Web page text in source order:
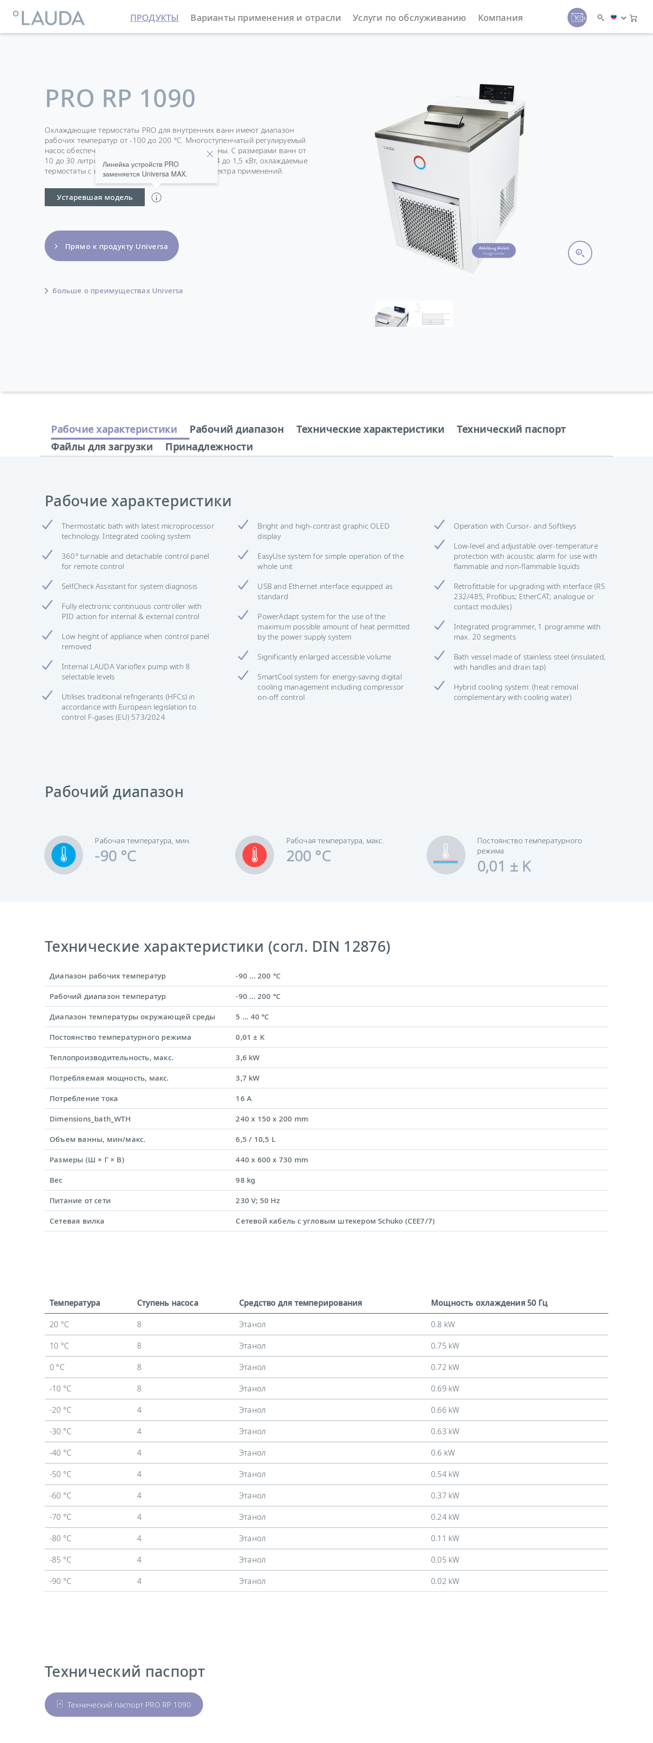
ПРОДУКТЫ Варианты применения и отрасли Услуги по обслуживанию Компания Контакты
LAUDA Термостатирующие устройства Термостаты Охлаждающие термостаты Universa
PRO RP 1090
Охлаждающие термостаты PRO для внутренних ванн имеют диапазон
рабочих температур от -100 до 200 °C. Многоступенчатый регулируемый
насос обеспечивает хорошую гомогенность ванны. С размерами ванн от
10 до 30 литров и мощностью охлаждения от 0,4 до 1,5 кВт, охлаждаемые
термостаты с ванной подходят для широкого спектра применений.
Устаревшая модель
Линейка устройств PRO
заменяется Universa MAX.
Прямо к продукту Universa
больше о преимуществах Universa
Рабочие характеристики Рабочий диапазон Технические характеристики
Технический паспорт
Файлы для загрузки
Принадлежности
Рабочие характеристики
Thermostatic bath with latest microprocessor
technology. Integrated cooling system
360° turnable and detachable control panel
for remote control
SelfCheck Assistant for system diagnosis
Fully electronic continuous controller with
PID action for internal & external control
Low height of appliance when control panel
removed
Internal LAUDA Varioflex pump with 8
selectable levels
Utilises traditional refrigerants (HFCs) in
accordance with European legislation to
control F-gases (EU) 573/2024
Bright and high-contrast graphic OLED
display
EasyUse system for simple operation of the
whole unit
USB and Ethernet interface equipped as
standard
PowerAdapt system for the use of the
maximum possible amount of heat permitted
by the power supply system
Significantly enlarged accessible volume
SmartCool system for energy-saving digital
cooling management including compressor
on-off control
Operation with Cursor- and Softkeys
Low-level and adjustable over-temperature
protection with acoustic alarm for use with
flammable and non-flammable liquids
Retrofittable for upgrading with interface (RS
232/485, Profibus; EtherCAT; analogue or
contact modules)
Integrated programmer, 1 programme with
max. 20 segments
Bath vessel made of stainless steel (insulated,
with handles and drain tap)
Hybrid cooling system: (heat removal
complementary with cooling water)
Рабочий диапазон
Рабочая температура, мин.
-90 °C
Рабочая температура, макс.
200 °C
Постоянство температурного
режима
0,01 ± K
Технические характеристики (согл. DIN 12876)
Диапазон рабочих температур -90 ... 200 °C
Рабочий диапазон температур -90 ... 200 °C
Диапазон температуры окружающей среды 5 ... 40 °C
Постоянство температурного режима 0,01 ± K
Теплопроизводительность, макс. 3,6 kW
Потребляемая мощность, макс. 3,7 kW
Потребление тока 16 A
Dimensions_bath_WTH 240 x 150 x 200 mm
Объем ванны, мин/макс. 6,5 / 10,5 L
Размеры (Ш × Г × В) 440 x 600 x 730 mm
Вес 98 kg
Питание от сети 230 V; 50 Hz
Сетевая вилка Сетевой кабель с угловым штекером Schuko (CEE7/7)
Температура Ступень насоса Средство для темперирования
Мощность охлаждения 50 Гц
20 °C
8 Этанол
0.8 kW
10 °C
8 Этанол
0.75 kW
0 °C
8 Этанол
0.72 kW
-10 °C
8 Этанол
0.69 kW
-20 °C
4 Этанол
0.66 kW
-30 °C
4 Этанол
0.63 kW
-40 °C
4 Этанол
0.6 kW
-50 °C
4 Этанол
0.54 kW
-60 °C
4 Этанол
0.37 kW
-70 °C
4 Этанол
0.24 kW
-80 °C
4 Этанол
0.11 kW
-85 °C
4 Этанол
0.05 kW
-90 °C
4 Этанол 0.02 kW
Технический паспорт
Технический паспорт PRO RP 1090